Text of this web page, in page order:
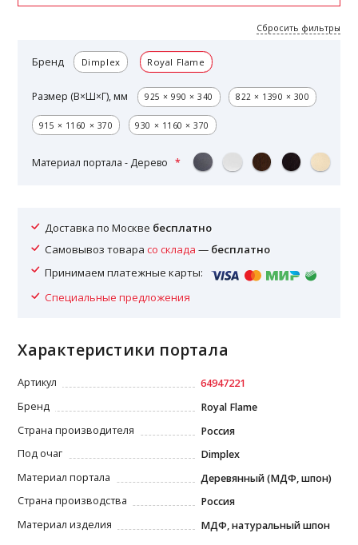
Бренд Dimplex Royal Flame
Размер (В×Ш×Г), мм 925 × 990 × 340 822 × 1390 × 300
915 × 1160 × 370 930 × 1160 × 370
Материал портала - Дерево
Сбросить фильтры
Доставка по Москве бесплатно
Самовывоз товарасо склада — бесплатно
Принимаем платежные карты:
Специальные предложения
Характеристики портала
Артикул
64947221
Бренд
Royal Flame
Страна производителя
Россия
Под очаг
Dimplex
Материал портала
Деревянный (МДФ, шпон)
Страна производства
Россия
Материал изделия
МДФ, натуральный шпон